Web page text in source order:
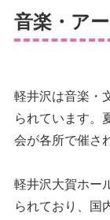
音楽・ア
軽井沢は音楽・
られています。
会が各所で催さ
軽井沢大賀ホー
られており、国